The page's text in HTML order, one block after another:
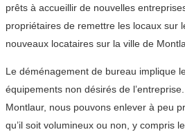
prêts à accueillir de nouvelles
propriétaires de remettre les locaux sur
nouveaux locataires sur la ville de
Le déménagement de bureau implique
équipements non désirés de
Montlaur, nous pouvons enlever à peu
qu’il soit volumineux ou non, y compris